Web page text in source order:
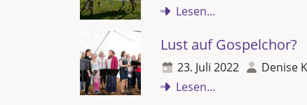
Lesen...
Lust auf Gospelchor?
23. Juli 2022
Denise
Lesen...